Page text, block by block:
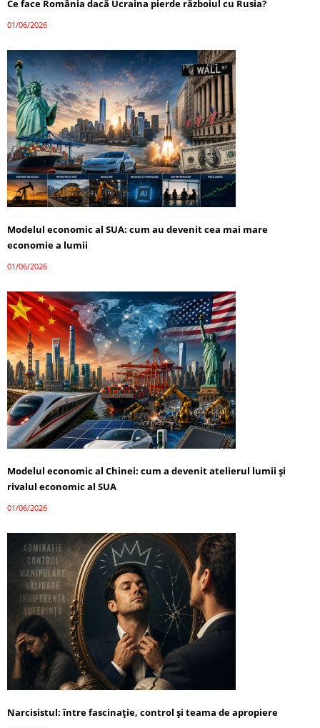
Ce face România dacă Ucraina pierde războiul cu Rusia?
01/06/2026
Modelul economic al SUA: cum au devenit cea mai mare
economie a lumii
01/06/2026
Modelul economic al Chinei: cum a devenit atelierul lumii și
rivalul economic al SUA
01/06/2026
Narcisistul: între fascinație, control și teama de apropiere